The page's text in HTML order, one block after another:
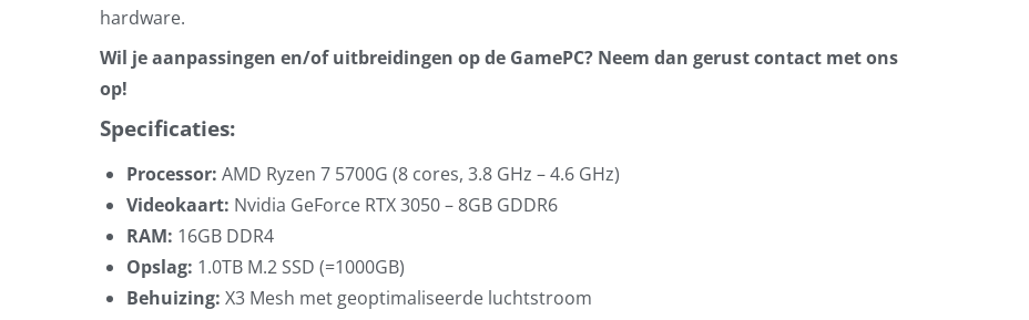
hardware.
Wil je aanpassingen en/of uitbreidingen op de GamePC? Neem dan gerust contact met ons
op!
Specificaties:
Processor: AMD Ryzen 7 5700G (8 cores, 3.8 GHz – 4.6 GHz)
Videokaart: Nvidia GeForce RTX 3050 – 8GB GDDR6
RAM: 16GB DDR4
Opslag: 1.0TB M.2 SSD (=1000GB)
Behuizing: X3 Mesh met geoptimaliseerde luchtstroom